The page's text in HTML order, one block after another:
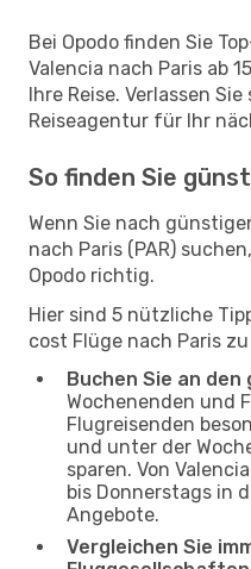
Bei Opodo finden Sie
Valencia nach Paris ab
Ihre Reise. Verlassen
Reiseagentur für Ihr
So finden Sie
Wenn Sie nach
nach Paris (PAR)
Opodo richtig.
Hier sind 5 nützliche
cost Flüge nach Paris
Buchen Sie an
Wochenenden und
Flugreisenden
und unter der
sparen. Von
bis Donnerstags in
Angebote.
Vergleichen Sie